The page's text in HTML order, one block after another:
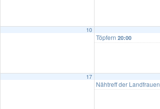
10
Töpfern 20:00
17
Nähtreff der Landfrauen